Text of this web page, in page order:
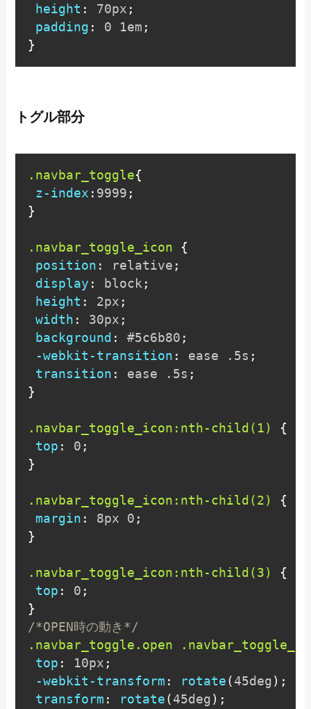
height : 70px ;
padding : 0 1em ;
}
トグル部分
.navbar_toggle{
z-index : 9999 ;
}
.navbar_toggle_icon
{
position : relative ;
display : block ;
height : 2px ;
width : 30px ;
background : #5c6b80 ;
-webkit-transition : ease .5s ;
transition : ease .5s ;
}
.navbar_toggle_icon:nth-child(1)
{
top : 0 ;
}
.navbar_toggle_icon:nth-child(2)
{
margin : 8px 0 ;
}
.navbar_toggle_icon:nth-child(3)
{
top : 0 ;
}
/*OPEN時の動き*/
.navbar_toggle.open
top : 10px ;
-webkit-transform : rotate(45deg) ;
transform : rotate(45deg) ;